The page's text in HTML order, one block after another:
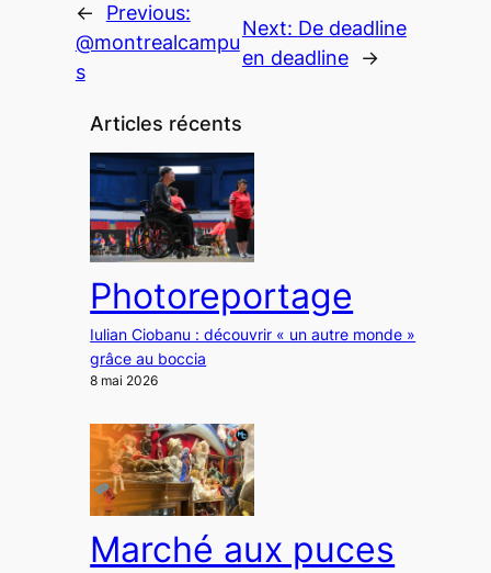
←
Previous:
@montrealcampu
s
Next: De deadline
en deadline
→
Articles récents
Photoreportage
Iulian Ciobanu : découvrir « un autre monde »
grâce au boccia
8 mai 2026
Marché aux puces